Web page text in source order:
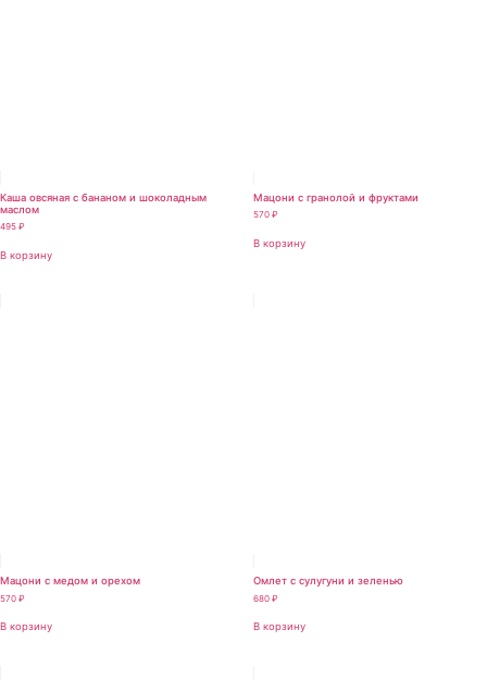
Каша овсяная с бананом и шоколадным
маслом
495 ₽
В корзину
Мацони с гранолой и фруктами
570 ₽
В корзину
Мацони с медом и орехом
570 ₽
В корзину
Омлет с сулугуни и зеленью
680 ₽
В корзину